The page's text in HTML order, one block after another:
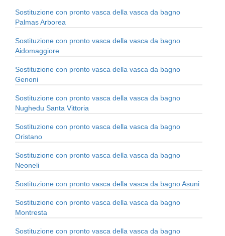
Sostituzione con pronto vasca della vasca da bagno
Palmas Arborea
Sostituzione con pronto vasca della vasca da bagno
Aidomaggiore
Sostituzione con pronto vasca della vasca da bagno
Genoni
Sostituzione con pronto vasca della vasca da bagno
Nughedu Santa Vittoria
Sostituzione con pronto vasca della vasca da bagno
Oristano
Sostituzione con pronto vasca della vasca da bagno
Neoneli
Sostituzione con pronto vasca della vasca da bagno Asuni
Sostituzione con pronto vasca della vasca da bagno
Montresta
Sostituzione con pronto vasca della vasca da bagno